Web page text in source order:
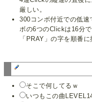
厳しい。
300コンボ付近での低
ボの6つのClickは16分
「PRAY」の字を順番に
そこで何してるｗ
いつもこの曲